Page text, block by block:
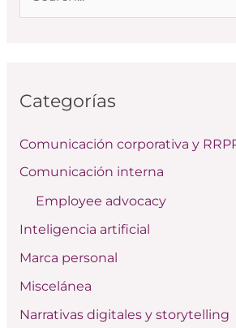
a
p
o
:
Categorías
Comunicación corporativa y
Comunicación interna
Employee advocacy
Inteligencia artificial
Marca personal
Miscelánea
Narrativas digitales y storytelling